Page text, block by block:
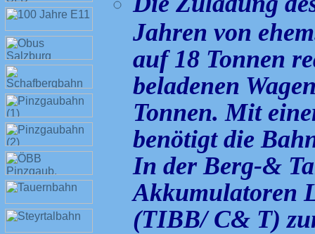
Jahren von
auf 18 Tonnen
beladenen
Tonnen. Mit
benötigt die
In der Berg-&
Akkumulatoren
(TIBB/ C& T)